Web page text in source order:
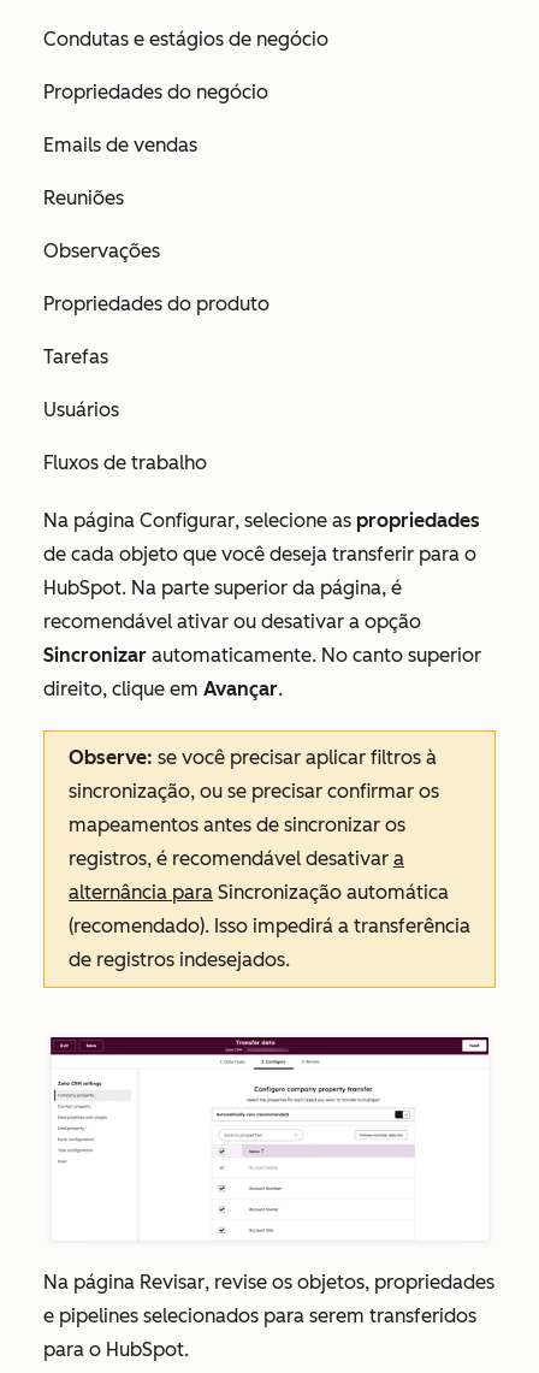
Condutas e estágios de negócio
Propriedades do negócio
Emails de vendas
Reuniões
Observações
Propriedades do produto
Tarefas
Usuários
Fluxos de trabalho
Na página Configurar, selecione as propriedades
de cada objeto que você deseja transferir para o
HubSpot. Na parte superior da página, é
recomendável ativar ou desativar a opção
Sincronizar automaticamente. No canto superior
direito, clique em Avançar.
Observe: se você precisar aplicar filtros à
sincronização, ou se precisar confirmar os
mapeamentos antes de sincronizar os
registros, é recomendável desativar a
alternância para Sincronização automática
(recomendado). Isso impedirá a transferência
de registros indesejados.
Na página Revisar, revise os objetos, propriedades
e pipelines selecionados para serem transferidos
para o HubSpot.